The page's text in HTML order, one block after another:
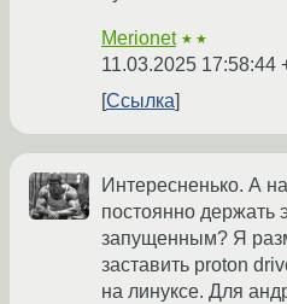
Merionet ★★
11.03.2025 17:58:44
Ссылка
Интересненько. А
постоянно держать
запущенным? Я
заставить proton
на линуксе. Для